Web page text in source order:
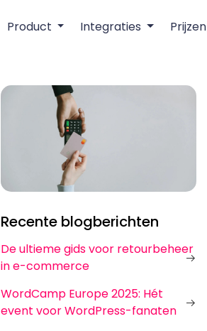
Product Integraties Prijzen
Recente blogberichten
De ultieme gids voor retourbeheer
in e-commerce
WordCamp Europe 2025: Hét
event voor WordPress-fanaten